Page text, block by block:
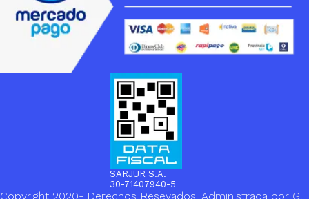
SARJUR S.A.
30-71407940-5
Copyright 2020- Derechos Resevados. Administrada por Gl